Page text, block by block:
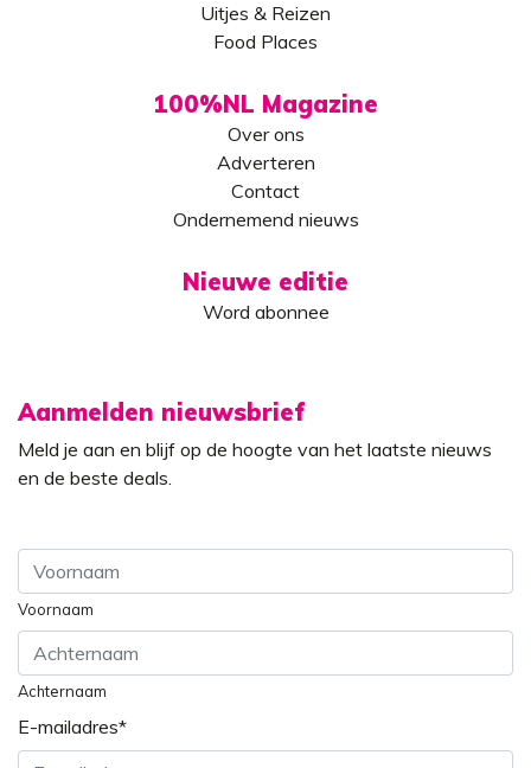
Uitjes & Reizen
Food Places
100%NL Magazine
Over ons
Adverteren
Contact
Ondernemend nieuws
Nieuwe editie
Word abonnee
Aanmelden nieuwsbrief
Meld je aan en blijf op de hoogte van het laatste nieuws
en de beste deals.
Voornaam
Achternaam
E-mailadres*